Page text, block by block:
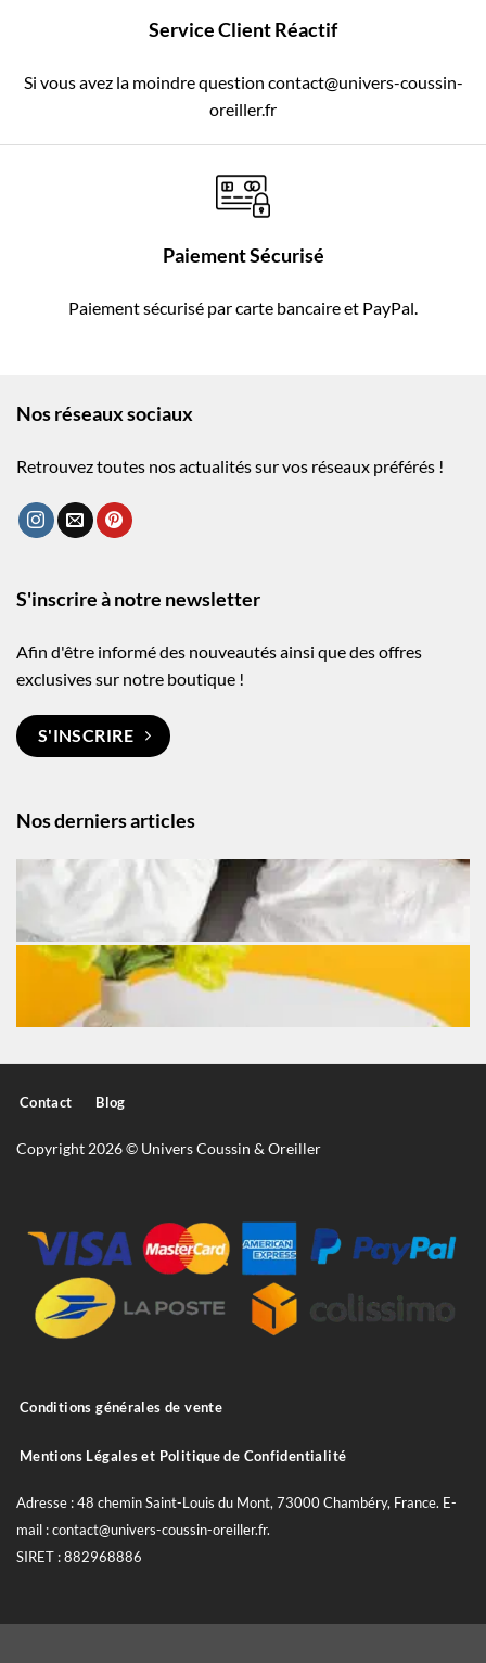
Service Client Réactif
Si vous avez la moindre question contact@univers-coussin-
oreiller.fr
Paiement Sécurisé
Paiement sécurisé par carte bancaire et PayPal.
Nos réseaux sociaux
Retrouvez toutes nos actualités sur vos réseaux préférés !
Nos derniers articles
S'inscrire à notre newsletter
Afin d'être informé des nouveautés ainsi que des offres
exclusives sur notre boutique !
S'INSCRIRE
Contact Blog
Copyright 2026 © Univers Coussin & Oreiller
Conditions générales de vente
Mentions Légales et Politique de Confidentialité
Adresse : 48 chemin Saint-Louis du Mont, 73000 Chambéry, France. E-
mail : contact@univers-coussin-oreiller.fr.
SIRET : 882968886